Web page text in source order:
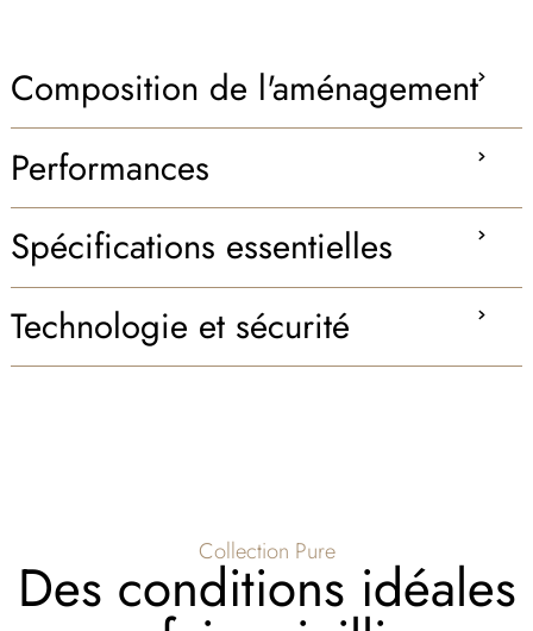
Composition de l'aménagement
Performances
Spécifications essentielles
Technologie et sécurité
Collection Pure
Des conditions idéales